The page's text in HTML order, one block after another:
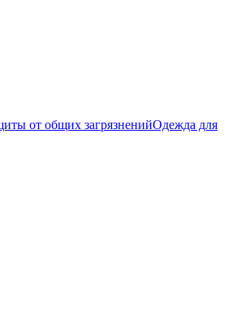
от общих загрязненийОдежда для